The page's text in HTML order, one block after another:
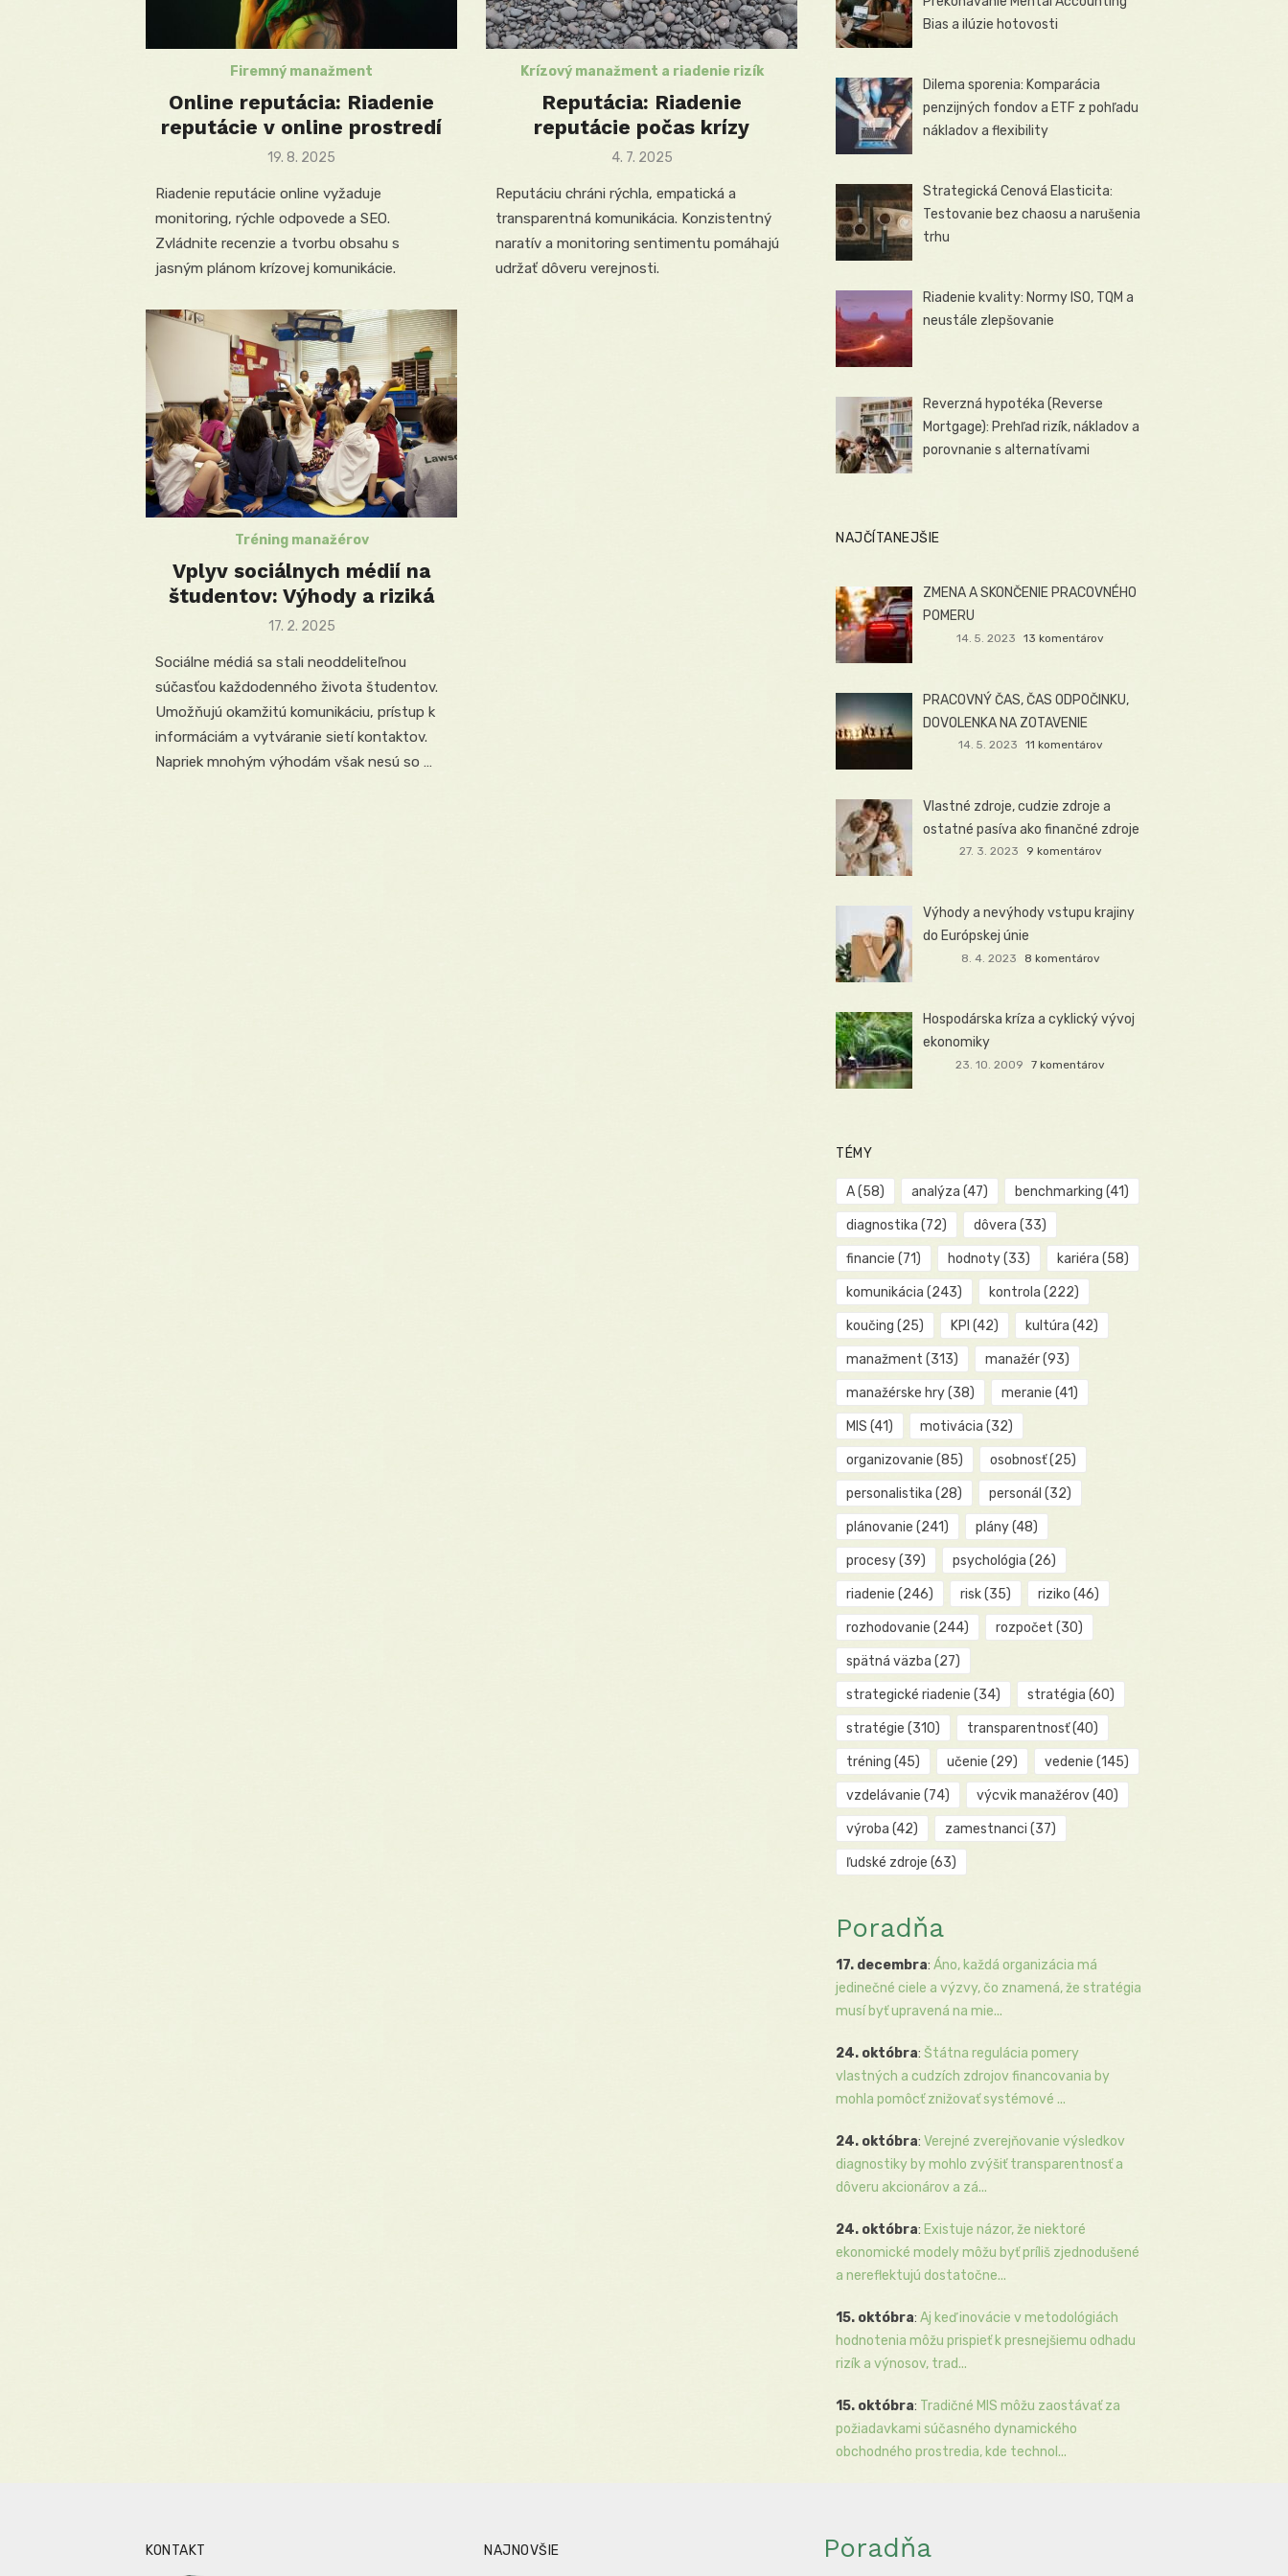
Firemný manažment
Online reputácia: Riadenie
reputácie v online prostredí
Posted
19. 8. 2025
Riadenie reputácie online vyžaduje
monitoring, rýchle odpovede a SEO.
Zvládnite recenzie a tvorbu obsahu s
jasným plánom krízovej komunikácie.
Krízový manažment a riadenie rizík
Reputácia: Riadenie
reputácie počas krízy
Posted
4. 7. 2025
Reputáciu chráni rýchla, empatická a
transparentná komunikácia. Konzistentný
naratív a monitoring sentimentu pomáhajú
udržať dôveru verejnosti.
Tréning manažérov
Vplyv sociálnych médií na
študentov: Výhody a riziká
Posted
17. 2. 2025
Sociálne médiá sa stali neoddeliteľnou
súčasťou každodenného života študentov.
Umožňujú okamžitú komunikáciu, prístup k
informáciám a vytváranie sietí kontaktov.
Napriek mnohým výhodám však nesú so …
Bias a ilúzie hotovosti
Dilema sporenia: Komparácia
penzijných fondov a ETF z pohľadu
nákladov a flexibility
Strategická Cenová Elasticita:
Testovanie bez chaosu a narušenia
trhu
Riadenie kvality: Normy ISO, TQM a
neustále zlepšovanie
Reverzná hypotéka (Reverse
Mortgage): Prehľad rizík, nákladov a
porovnanie s alternatívami
NAJČÍTANEJŠIE
ZMENA A SKONČENIE PRACOVNÉHO
POMERU
14. 5. 2023 13 komentárov
PRACOVNÝ ČAS, ČAS ODPOČINKU,
DOVOLENKA NA ZOTAVENIE
14. 5. 2023 11 komentárov
Vlastné zdroje, cudzie zdroje a
ostatné pasíva ako finančné zdroje
27. 3. 2023 9 komentárov
Výhody a nevýhody vstupu krajiny
do Európskej únie
8. 4. 2023 8 komentárov
Hospodárska kríza a cyklický vývoj
ekonomiky
23. 10. 2009 7 komentárov
TÉMY
A(58) analýza (47) benchmarking (41)
diagnostika (72) dôvera (33)
financie (71) hodnoty(33) kariéra (58)
komunikácia (243) kontrola (222)
koučing (25) KPI (42) kultúra (42)
manažment (313) manažér(93)
manažérske hry(38) meranie (41)
MIS (41) motivácia (32)
organizovanie (85) osobnosť(25)
personalistika (28) personál (32)
plánovanie (241) plány(48)
procesy(39) psychológia (26)
riadenie (246) risk(35) riziko (46)
rozhodovanie (244) rozpočet (30)
spätná väzba (27)
strategické riadenie (34) stratégia (60)
stratégie (310) transparentnosť(40)
tréning (45) učenie (29) vedenie (145)
vzdelávanie (74) výcvik manažérov(40)
výroba (42) zamestnanci (37)
ľudské zdroje (63)
Poradňa
17. decembra: Áno, každá organizácia má
jedinečné ciele a výzvy, čo znamená, že stratégia
musí byť upravená na mie...
24. októbra: Štátna regulácia pomery
vlastných a cudzích zdrojov financovania by
mohla pomôcť znižovať systémové ...
24. októbra: Verejné zverejňovanie výsledkov
diagnostiky by mohlo zvýšiť transparentnosť a
dôveru akcionárov a zá...
24. októbra: Existuje názor, že niektoré
ekonomické modely môžu byť príliš zjednodušené
a nereflektujú dostatočne...
15. októbra: Aj keď inovácie v metodológiách
hodnotenia môžu prispieť k presnejšiemu odhadu
rizík a výnosov, trad...
15. októbra: Tradičné MIS môžu zaostávať za
požiadavkami súčasného dynamického
obchodného prostredia, kde technol...
KONTAKT NAJNOVŠIE Poradňa